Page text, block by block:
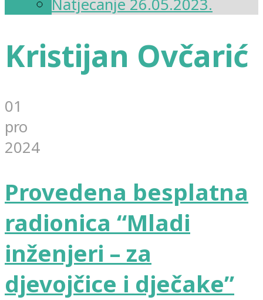
Natjecanje 26.05.2023.
Kristijan Ovčarić
01
pro
2024
Provedena besplatna
radionica “Mladi
inženjeri – za
djevojčice i dječake”